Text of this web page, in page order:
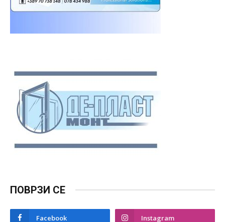
ПОВРЗИ СЕ
Facebook Instagram